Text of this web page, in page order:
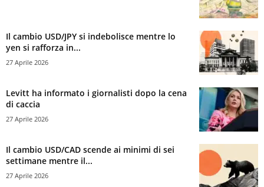
Il cambio USD/JPY si indebolisce mentre lo
yen si rafforza in...
27 Aprile 2026
Levitt ha informato i giornalisti dopo la cena
di caccia
27 Aprile 2026
Il cambio USD/CAD scende ai minimi di sei
settimane mentre il...
27 Aprile 2026